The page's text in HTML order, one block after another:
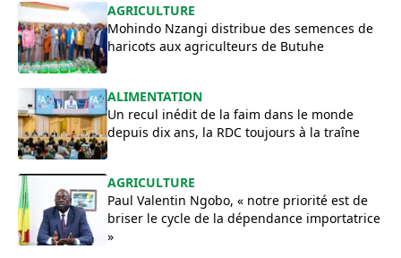
AGRICULTURE
Mohindo Nzangi distribue des semences de
haricots aux agriculteurs de Butuhe
ALIMENTATION
Un recul inédit de la faim dans le monde
depuis dix ans, la RDC toujours à la traîne
AGRICULTURE
Paul Valentin Ngobo, « notre priorité est de
briser le cycle de la dépendance importatrice
»